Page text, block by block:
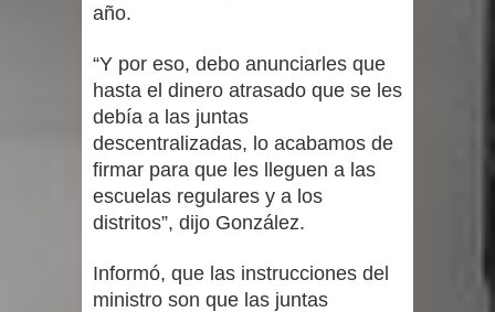
año.
“Y por eso, debo anunciarles que
hasta el dinero atrasado que se les
debía a las juntas
descentralizadas, lo acabamos de
firmar para que les lleguen a las
escuelas regulares y a los
distritos”, dijo González.
Informó, que las instrucciones del
ministro son que las juntas